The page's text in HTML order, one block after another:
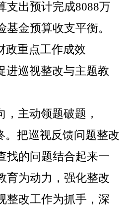
支出预计完成8088万
基金预算收支平衡。
政重点工作成效
进巡视整改与主题教
，主动领题破题，
。把巡视反馈问题整改
找的问题结合起来一
育为动力，强化整改
整改工作为抓手，深